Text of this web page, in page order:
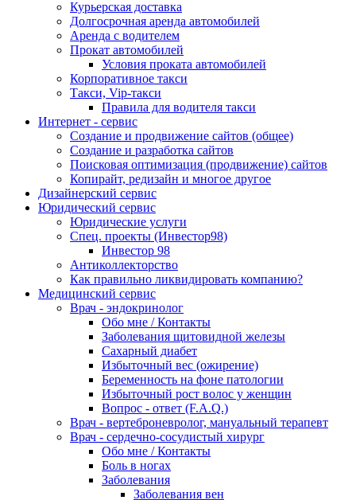
Курьерская доставка
Долгосрочная аренда автомобилей
Аренда с водителем
Прокат автомобилей
Условия проката автомобилей
Корпоративное такси
Такси, Vip-такси
Правила для водителя такси
Интернет - сервис
Создание и продвижение сайтов (общее)
Создание и разработка сайтов
Поисковая оптимизация (продвижение) сайтов
Копирайт, редизайн и многое другое
Дизайнерский сервис
Юридический сервис
Юридические услуги
Спец. проекты (Инвестор98)
Инвестор 98
Антиколлекторство
Как правильно ликвидировать компанию?
Медицинский сервис
Врач - эндокринолог
Обо мне / Контакты
Заболевания щитовидной железы
Сахарный диабет
Избыточный вес (ожирение)
Беременность на фоне патологии
Избыточный рост волос у женщин
Вопрос - ответ (F.A.Q.)
Врач - вертеброневролог, мануальный терапевт
Врач - сердечно-сосудистый хирург
Обо мне / Контакты
Боль в ногах
Заболевания
Заболевания вен